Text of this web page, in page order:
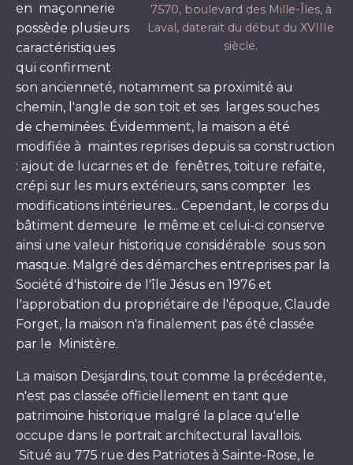
7570, boulevard des Mille-Îles, à
Laval, daterait du début du XVIIIe
siècle.
en maçonnerie
possède plusieurs
caractéristiques
qui confirment
son ancienneté, notamment sa proximité au
chemin, l'angle de son toit et ses larges souches
de cheminées. Évidemment, la maison a été
modifiée à maintes reprises depuis sa construction
: ajout de lucarnes et de fenêtres, toiture refaite,
crépi sur les murs extérieurs, sans compter les
modifications intérieures... Cependant, le corps du
bâtiment demeure le même et celui-ci conserve
ainsi une valeur historique considérable sous son
masque. Malgré des démarches entreprises par la
Société d'histoire de l'île Jésus en 1976 et
l'approbation du propriétaire de l'époque, Claude
Forget, la maison n'a finalement pas été classée
par le Ministère.
La maison Desjardins, tout comme la précédente,
n'est pas classée officiellement en tant que
patrimoine historique malgré la place qu'elle
occupe dans le portrait architectural lavallois.
Situé au 775 rue des Patriotes à Sainte-Rose, le